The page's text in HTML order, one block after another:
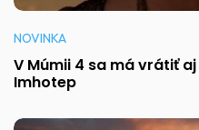
NOVINKA
V Múmii 4 sa má vrátiť
Imhotep